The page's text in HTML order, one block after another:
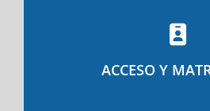
ACCESO Y